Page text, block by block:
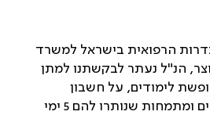
הרפואית בישראל למשרד
הנ"ל נעתר לבקשתנו למתן
עד 3 ימי חופשת לימודים, על חשבון
המעסיק, עבור מתמחים ומתמחות שנותרו להם 5 ימי